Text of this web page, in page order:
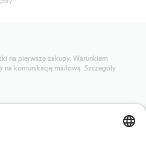
na pierwsze zakupy. Warunkiem
komunikację mailową. Szczegóły